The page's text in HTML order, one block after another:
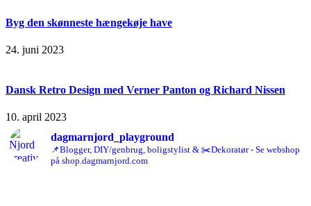
Byg den skønneste hængekøje have
24. juni 2023
Dansk Retro Design med Verner Panton og Richard Nissen
10. april 2023
dagmarnjord_playground
📌Blogger, DIY/genbrug, boligstylist & ✂️Dekoratør - Se webshop
på shop.dagmarnjord.com